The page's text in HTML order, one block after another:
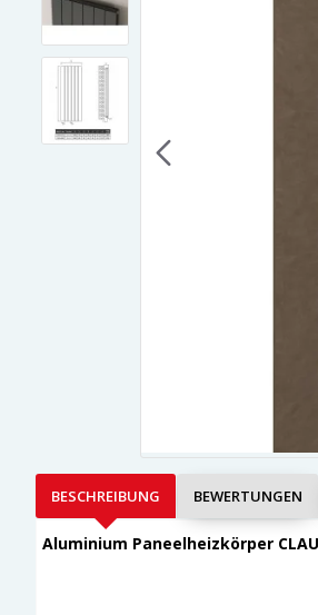
BESCHREIBUNG BEWERTUNGEN
Aluminium Paneelheizkörper